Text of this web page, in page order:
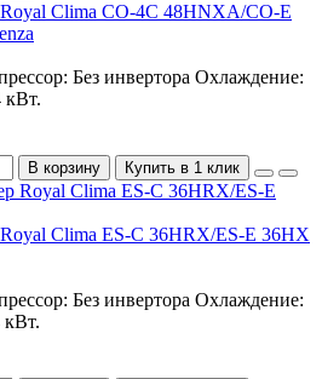
Clima CO-4C 48HNXA/CO-E
Без инвертора Охлаждение:
кВт.
В корзину Купить в 1 клик
Clima ES-C 36HRX/ES-E 36HX
Без инвертора Охлаждение:
кВт.